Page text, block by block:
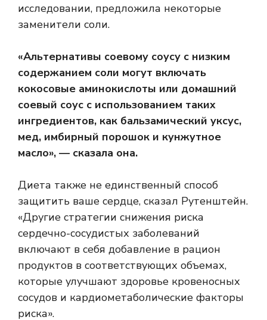
исследовании, предложила некоторые
заменители соли.
«Альтернативы соевому соусу с низким
содержанием соли могут включать
кокосовые аминокислоты или домашний
соевый соус с использованием таких
ингредиентов, как бальзамический уксус,
мед, имбирный порошок и кунжутное
масло», — сказала она.
Диета также не единственный способ
защитить ваше сердце, сказал Рутенштейн.
«Другие стратегии снижения риска
сердечно-сосудистых заболеваний
включают в себя добавление в рацион
продуктов в соответствующих объемах,
которые улучшают здоровье кровеносных
сосудов и кардиометаболические факторы
риска».